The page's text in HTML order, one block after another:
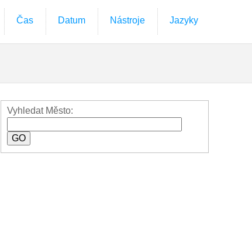
Čas Datum Nástroje Jazyky
Vyhledat Město: